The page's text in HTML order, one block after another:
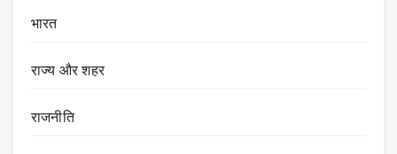
भारत
राज्य और शहर
राजनीति